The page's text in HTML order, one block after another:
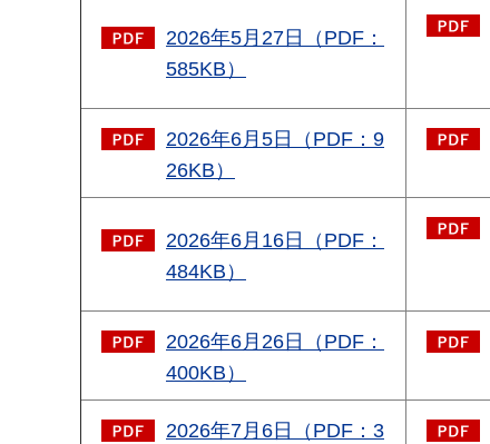
2026年5月27日（PDF：
585KB）
2026年6月5日（PDF：9
26KB）
2026年6月16日（PDF：
484KB）
2026年6月26日（PDF：
400KB）
2026年7月6日（PDF：3